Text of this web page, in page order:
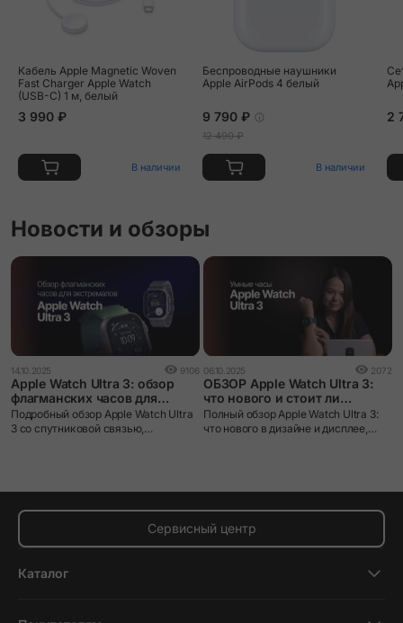
Кабель Apple Magnetic Woven
Fast Charger Apple Watch
(USB-C) 1 м, белый
3 990 ₽
В наличии
Беспроводные наушники
Apple AirPods 4 белый
9 790 ₽
12 490 ₽
В наличии
2
Новости и обзоры
14.10.2025 9106
Apple Watch Ultra 3: обзор
флагманских часов для
экстремалов
Подробный обзор Apple Watch Ultra
3 со спутниковой связью,
06.10.2025 2072
ОБЗОР Apple Watch Ultra 3:
что нового и стоит ли
обновляться?
Полный обзор Apple Watch Ultra 3:
что нового в дизайне и дисплее,
Сервисный центр
Каталог